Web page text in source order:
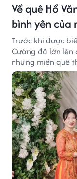
Về quê Hồ
bình yên của
Trước khi được
Cường đã lớn lên
những miền quê
khách bằng cánh
sống chậm đầy